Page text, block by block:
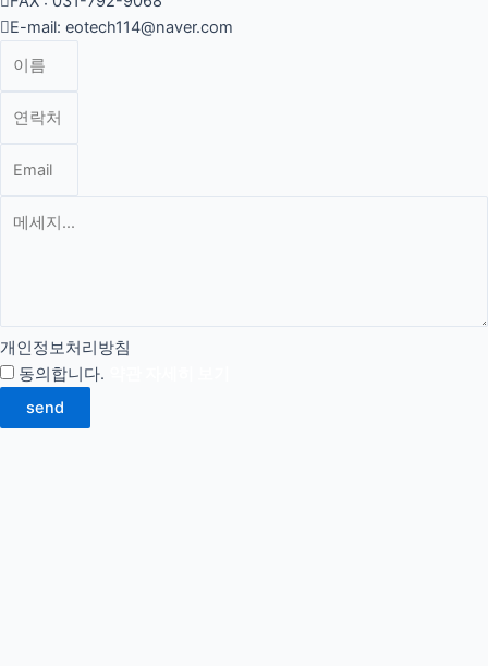
E-mail: eotech114@naver.com
개인정보처리방침
동의합니다.
send